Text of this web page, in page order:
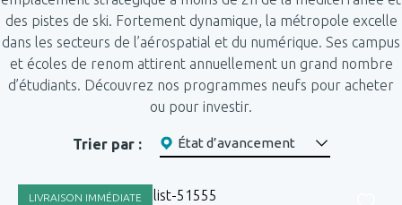
des pistes de ski. Fortement dynamique, la métropole excelle
dans les secteurs de l’aérospatial et du numérique. Ses campus
et écoles de renom attirent annuellement un grand nombre
d’étudiants. Découvrez nos programmes neufs pour acheter
ou pour investir.
Trier par : état d’avancement
LIVRAISON IMMÉDIATE